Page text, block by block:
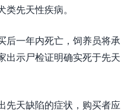
先天性疾病。
后一年内死亡，饲养员将承
出示尸检证明确实死于先天
先天缺陷的症状，购买者应